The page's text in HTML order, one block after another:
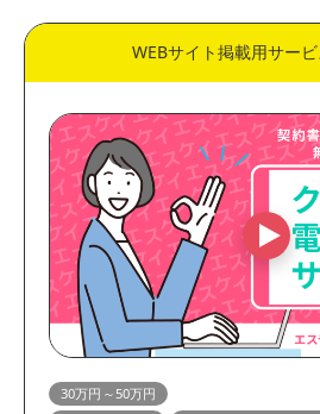
WEBサイト掲載用サー
30万円～50万円